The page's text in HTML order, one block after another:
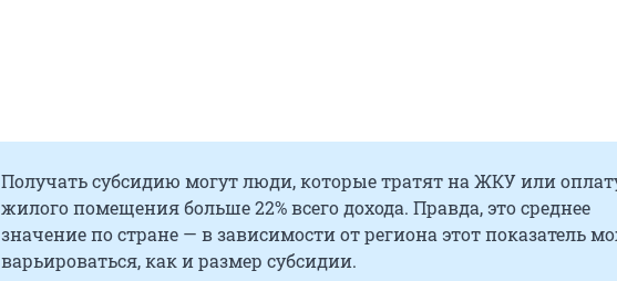
Получать субсидию могут люди, которые тратят на ЖКУ или
жилого помещения больше 22% всего дохода. Правда, это среднее
значение по стране — в зависимости от региона этот показатель
варьироваться, как и размер субсидии.